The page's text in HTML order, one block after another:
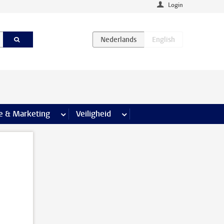
Login
& Marketing meer Communicatie & Marketing pagina’s
Veiligheid meer Veiligheid pagina’s